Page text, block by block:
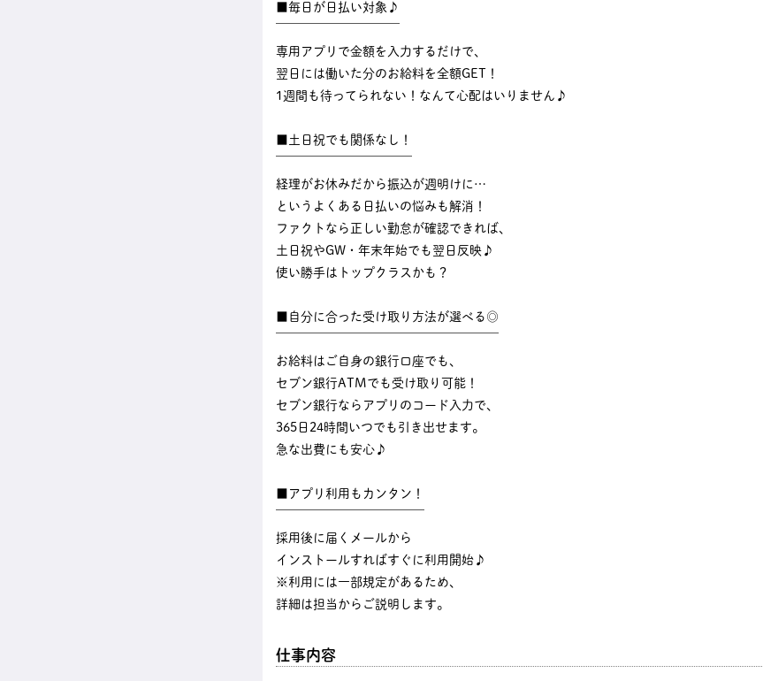
■毎日が日払い対象♪
専用アプリで金額を入力するだけで、
翌日には働いた分のお給料を全額GET！
1週間も待ってられない！なんて心配はいりません♪
■土日祝でも関係なし！
経理がお休みだから振込が週明けに…
というよくある日払いの悩みも解消！
ファクトなら正しい勤怠が確認できれば、
土日祝やGW・年末年始でも翌日反映♪
使い勝手はトップクラスかも？
■自分に合った受け取り方法が選べる◎
お給料はご自身の銀行口座でも、
セブン銀行ATMでも受け取り可能！
セブン銀行ならアプリのコード入力で、
365日24時間いつでも引き出せます。
急な出費にも安心♪
■アプリ利用もカンタン！
採用後に届くメールから
インストールすればすぐに利用開始♪
※利用には一部規定があるため、
詳細は担当からご説明します。
仕事内容